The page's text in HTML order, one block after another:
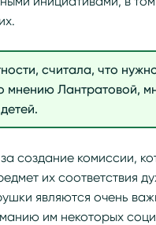
считала, что
мнению Лантратовой,
создание комиссии,
их соответствия
являются очень
им некоторых